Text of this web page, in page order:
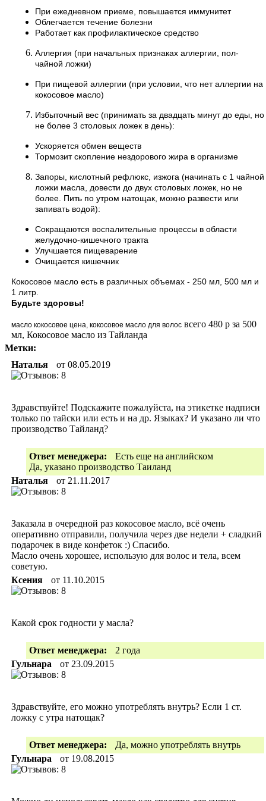
При ежедневном приеме, повышается иммунитет
Облегчается течение болезни
Работает как профилактическое средство
Аллергия (при начальных признаках аллергии, пол-
чайной ложки)
При пищевой аллергии (при условии, что нет аллергии на
кокосовое масло)
Избыточный вес (принимать за двадцать минут до еды, но
не более 3 столовых ложек в день):
Ускоряется обмен веществ
Тормозит скопление нездорового жира в организме
Запоры, кислотный рефлюкс, изжога (начинать с 1 чайной
ложки масла, довести до двух столовых ложек, но не
более. Пить по утром натощак, можно развести или
запивать водой):
Сокращаются воспалительные процессы в области
желудочно-кишечного тракта
Улучшается пищеварение
Очищается кишечник
Кокосовое масло есть в различных объемах - 250 мл, 500 мл и
1 литр.
Будьте здоровы!
масло кокосовое цена, кокосовое масло для волос всего 480 р за 500
мл, Кокосовое масло из Тайланда
Метки:
Наталья
от 08.05.2019
Здравствуйте! Подскажите пожалуйста, на этикетке надписи
только по тайски или есть и на др. Языках? И указано ли что
производство Тайланд?
Ответ менеджера:
Есть еще на английском
Да, указано производство Таиланд
Наталья
от 21.11.2017
Заказала в очередной раз кокосовое масло, всё очень
оперативно отправили, получила через две недели + сладкий
подарочек в виде конфеток :) Спасибо.
Масло очень хорошее, использую для волос и тела, всем
советую.
Ксения
от 11.10.2015
Какой срок годности у масла?
Ответ менеджера:
2 года
Гульнара
от 23.09.2015
Здравствуйте, его можно употреблять внутрь? Если 1 ст.
ложку с утра натощак?
Ответ менеджера:
Да, можно употреблять внутрь
Гульнара
от 19.08.2015